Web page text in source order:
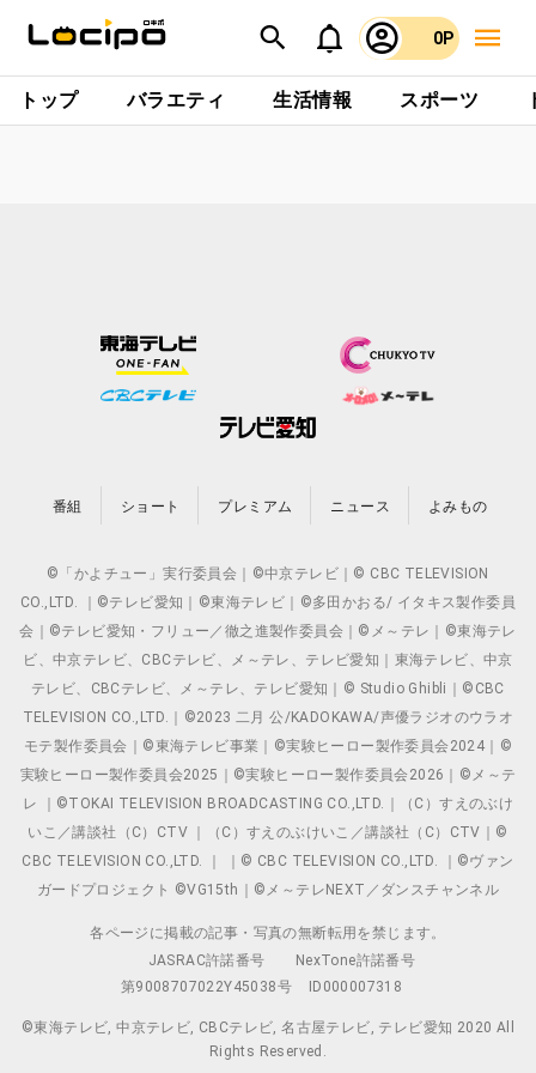
0P
トップ バラエティ 生活情報 スポーツ
番組 ショート プレミアム ニュース よみもの
©「かよチュー」実行委員会｜©中京テレビ｜© CBC TELEVISION
CO.,LTD. ｜©テレビ愛知｜©東海テレビ｜©多田かおる/ イタキス製作委員
会｜©テレビ愛知・フリュー／徹之進製作委員会｜©メ～テレ｜©東海テレ
ビ、中京テレビ、CBCテレビ、メ～テレ、テレビ愛知｜東海テレビ、中京
テレビ、CBCテレビ、メ～テレ、テレビ愛知｜© Studio Ghibli｜©CBC
TELEVISION CO.,LTD.｜©2023 二月 公/KADOKAWA/声優ラジオのウラオ
モテ製作委員会｜©東海テレビ事業｜©実験ヒーロー製作委員会2024｜©
実験ヒーロー製作委員会2025｜©実験ヒーロー製作委員会2026｜©メ～テ
レ ｜©TOKAI TELEVISION BROADCASTING CO.,LTD.｜（C）すえのぶけ
いこ／講談社（C）CTV ｜（C）すえのぶけいこ／講談社（C）CTV｜©
CBC TELEVISION CO.,LTD. ｜ ｜© CBC TELEVISION CO.,LTD. ｜©ヴァン
ガードプロジェクト ©VG15th｜©メ～テレNEXT／ダンスチャンネル
各ページに掲載の記事・写真の無断転用を禁じます。
JASRAC許諾番号
NexTone許諾番号
第9008707022Y45038号
ID000007318
©東海テレビ, 中京テレビ, CBCテレビ, 名古屋テレビ, テレビ愛知 2020 All
Rights Reserved.